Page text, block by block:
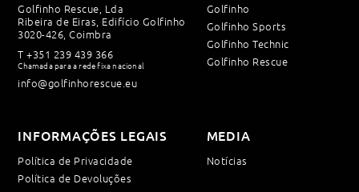
Golfinho Rescue, Lda
Ribeira de Eiras, Edifício Golfinho
3020-426, Coimbra
T+351 239 439 366
Chamada para a rede fixa nacional
info@golfinhorescue.eu
Golfinho
Golfinho Sports
Golfinho Technic
Golfinho Rescue
INFORMAÇÕES LEGAIS
Política de Privacidade
Política de Devoluções
MEDIA
Notícias